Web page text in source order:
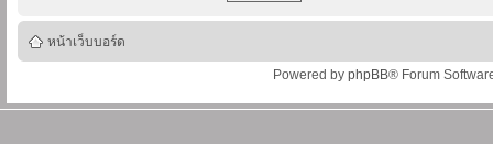
หน้าเว็บบอร์ด
Powered by phpBB® Forum